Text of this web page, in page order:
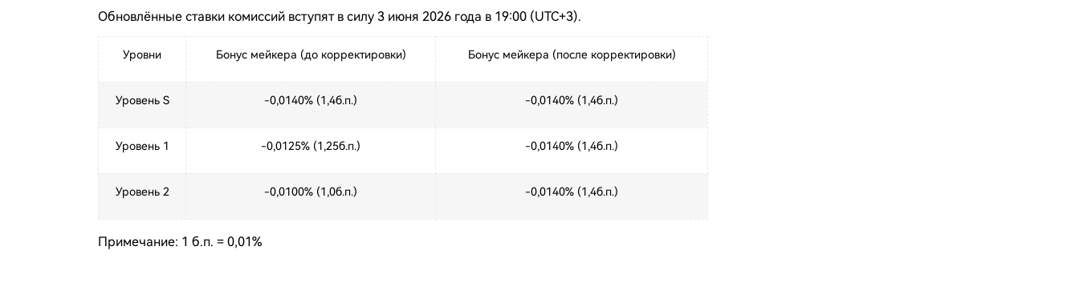
Обновлённые ставки комиссий вступят в силу 3 июня 2026 года в 19:00 (UTC+3).
Уровни Бонус мейкера (до корректировки) Бонус мейкера (после корректировки)
Уровень S -0,0140% (1,4б.п.) -0,0140% (1,4б.п.)
Уровень 1 -0,0125% (1,25б.п.) -0,0140% (1,4б.п.)
Уровень 2 -0,0100% (1,0б.п.) -0,0140% (1,4б.п.)
Примечание: 1 б.п. = 0,01%